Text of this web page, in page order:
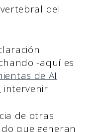
del
-aquí es
de AI
intervenir.
de otras
que generan